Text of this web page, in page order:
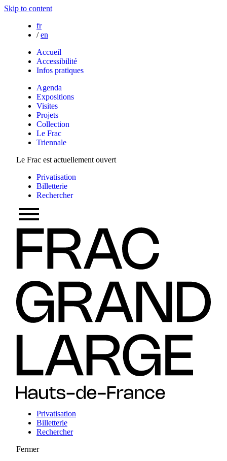
Skip to content
fr
/ en
Accueil
Accessibilité
Infos pratiques
Agenda
Expositions
Visites
Projets
Collection
Le Frac
Triennale
Le Frac est actuellement ouvert
Privatisation
Billetterie
Rechercher
Privatisation
Billetterie
Rechercher
Fermer